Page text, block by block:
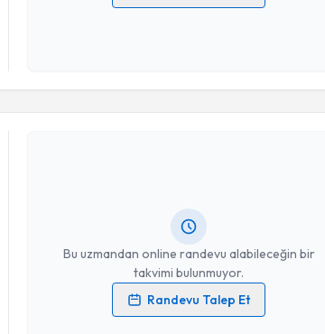
Kişisel verilerimin işlenmesine ilişkinAydınlatma Metni
Bu uzmandan online randevu alabileceğin bir
takvimi bulunmuyor.
Randevu Talep Et
Kişisel verilerimin işlenmesine ilişkinAydınlatma Metni